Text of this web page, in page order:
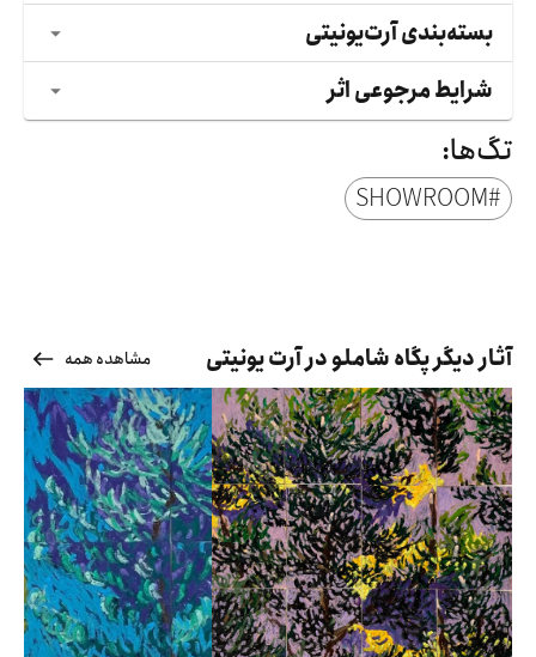
بسته‌بندی آرت‌یونیتی
شرایط مرجوعی اثر
تگ‌ها:
#
SHOWROOM
آثار دیگر پگاه شاملو در آرت یونیتی مشاهده همه